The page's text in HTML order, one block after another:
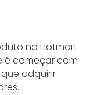
no Hotmart.
é começar com
adquirir